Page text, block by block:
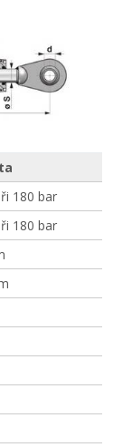
180 bar
180 bar